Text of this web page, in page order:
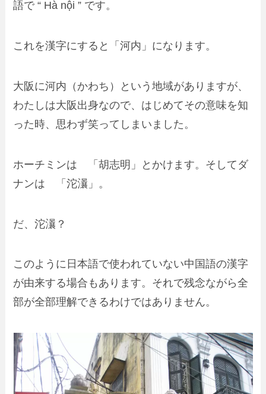
語で“ Hà nội” です。
これを漢字にすると 「河内」 になります。
大阪に河内（かわち）という地域がありますが、
わたしは大阪出身なので、はじめてその意味を知
った時、思わず笑ってしまいました。
ホーチミンは 「胡志明」
とかけます。そしてダ
ナンは
「沱㶞」 。
だ、沱㶞？
このように 日本語で使われていない中国語の漢字
が由来する場合もあります。 それで残念ながら全
部が全部理解できるわけではありません。